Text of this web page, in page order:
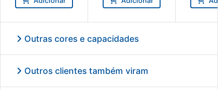
5BK - Brother 103514
LC980C/LC1100C/LC985C
M - Brother
Outras cores e capacidades
Outros clientes também viram